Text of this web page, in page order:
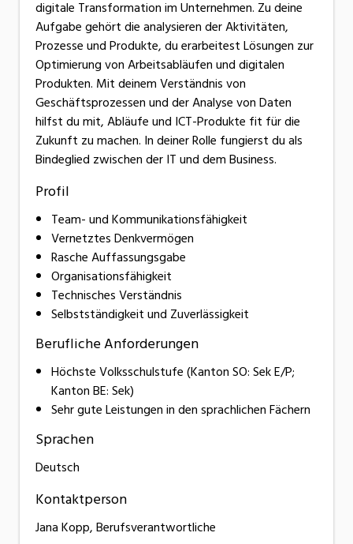
digitale Transformation im Unternehmen. Zu deine
Aufgabe gehört die analysieren der Aktivitäten,
Prozesse und Produkte, du erarbeitest Lösungen zur
Optimierung von Arbeitsabläufen und digitalen
Produkten. Mit deinem Verständnis von
Geschäftsprozessen und der Analyse von Daten
hilfst du mit, Abläufe und ICT-Produkte fit für die
Zukunft zu machen. In deiner Rolle fungierst du als
Bindeglied zwischen der IT und dem Business.
Profil
Team- und Kommunikationsfähigkeit
Vernetztes Denkvermögen
Rasche Auffassungsgabe
Organisationsfähigkeit
Technisches Verständnis
Selbstständigkeit und Zuverlässigkeit
Berufliche Anforderungen
Höchste Volksschulstufe (Kanton SO: Sek E/P;
Kanton BE: Sek)
Sehr gute Leistungen in den sprachlichen Fächern
Sprachen
Deutsch
Kontaktperson
Jana Kopp, Berufsverantwortliche